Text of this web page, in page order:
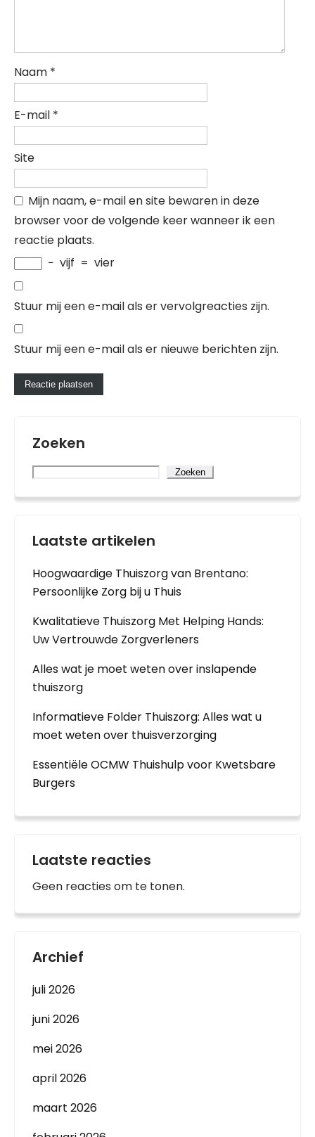
Naam *
E-mail *
Site
Mijn naam, e-mail en site bewaren in deze
browser voor de volgende keer wanneer ik een
reactie plaats.
− vijf = vier
Stuur mij een e-mail als er vervolgreacties zijn.
Stuur mij een e-mail als er nieuwe berichten zijn.
Zoeken
Zoeken
Laatste artikelen
Hoogwaardige Thuiszorg van Brentano:
Persoonlijke Zorg bij u Thuis
Kwalitatieve Thuiszorg Met Helping Hands:
Uw Vertrouwde Zorgverleners
Alles wat je moet weten over inslapende
thuiszorg
Informatieve Folder Thuiszorg: Alles wat u
moet weten over thuisverzorging
Essentiële OCMW Thuishulp voor Kwetsbare
Burgers
Laatste reacties
Geen reacties om te tonen.
Archief
juli 2026
juni 2026
mei 2026
april 2026
maart 2026